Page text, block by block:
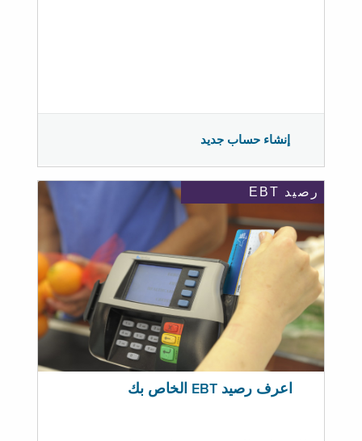
إنشاء حساب جديد
رصيد EBT
اعرف رصيد EBT الخاص بك